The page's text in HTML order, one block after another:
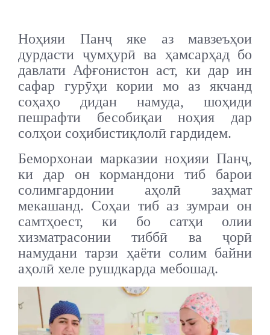
Ноҳияи Панҷ яке аз мавзеъҳои
дурдасти ҷумҳурӣ ва ҳамсарҳад бо
давлати Афғонистон аст, ки дар ин
сафар гурӯҳи кории мо аз якчанд
соҳаҳо дидан намуда, шоҳиди
пешрафти бесобиқаи ноҳия дар
солҳои соҳибистиқлолӣ гардидем.
Беморхонаи марказии ноҳияи Панҷ,
ки дар он кормандони тиб барои
солимгардонии аҳолӣ заҳмат
мекашанд. Соҳаи тиб аз зумраи он
самтҳоест, ки бо сатҳи олии
хизматрасонии тиббӣ ва ҷорӣ
намудани тарзи ҳаёти солим байни
аҳолӣ хеле рушдкарда мебошад.